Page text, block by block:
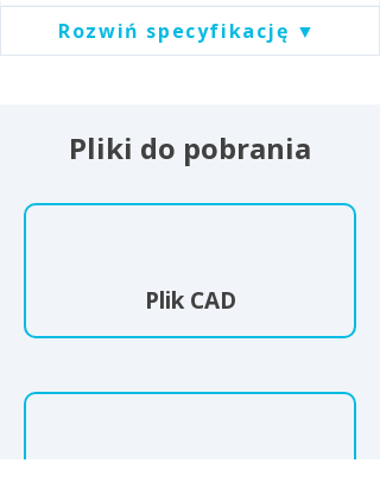
TCP
Rozwiń specyfikację ▼
Pliki do pobrania
Plik CAD